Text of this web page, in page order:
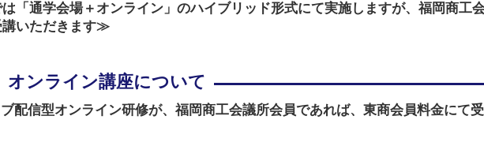
「通学会場＋オンライン」のハイブリッド形式にて実施しますが、福岡商工
講いただきます≫
配信型オンライン研修が、 福岡商工会議所会員であれば、東商会員料金にて